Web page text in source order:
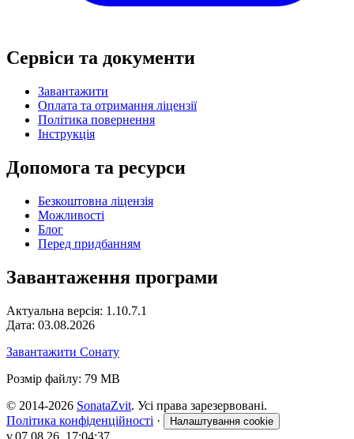
Сервіси та документи
Завантажити
Оплата та отримання ліцензії
Політика повернення
Інструкція
Допомога та ресурси
Безкоштовна ліцензія
Можливості
Блог
Перед придбанням
Завантаження програми
Актуальна версія: 1.10.7.1
Дата: 03.08.2026
Завантажити Сонату
Розмір файлу: 79 MB
© 2014-2026 SonataZvit. Усі права зарезервовані.
Політика конфіденційності · Налаштування cookie
v.07.08.26, 17:04:37